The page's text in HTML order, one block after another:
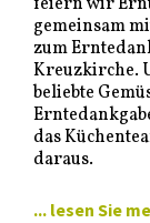
gemeinsam
zum
Kreuzkirche.
beliebte
das
daraus.
... lesen Sie